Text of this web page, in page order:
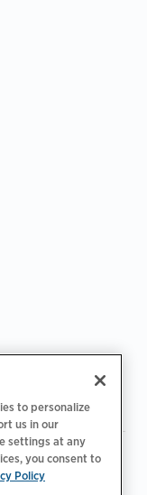
de confidentialité
|
Code de conduite
to personalize
us in our
settings at any
you consent to
Policy